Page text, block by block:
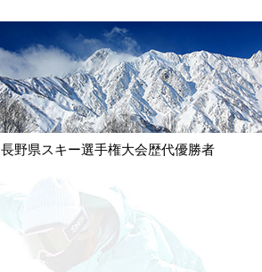
長野県スキー選手権大会歴代優勝者